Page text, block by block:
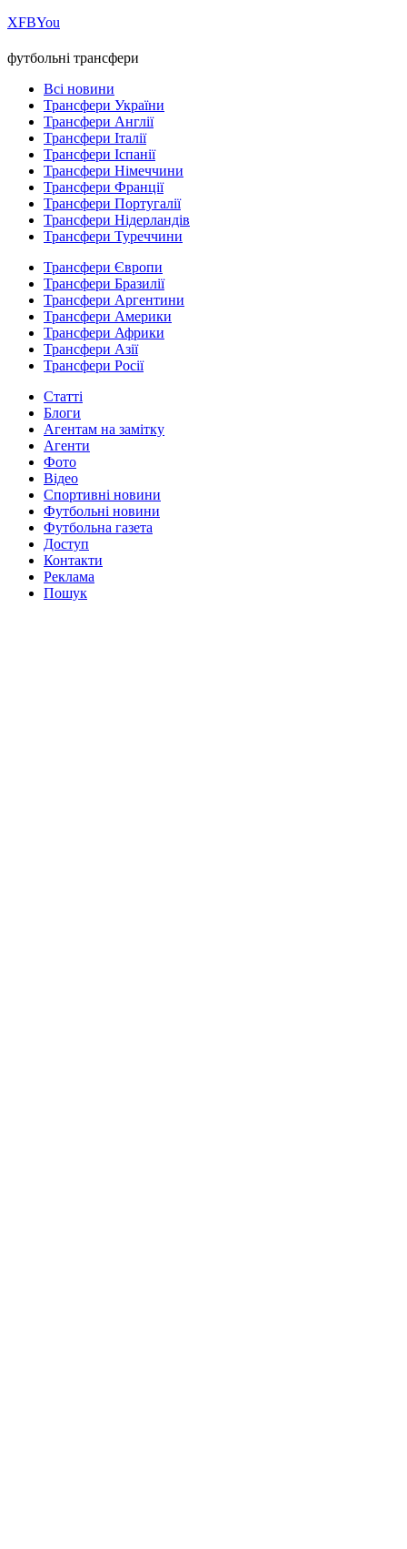
ХFBYou
футбольні трансфери
Всі новини
Трансфери України
Трансфери Англії
Трансфери Італії
Трансфери Іспанії
Трансфери Німеччини
Трансфери Франції
Трансфери Португалії
Трансфери Нідерландів
Трансфери Туреччини
Трансфери Європи
Трансфери Бразилії
Трансфери Аргентини
Трансфери Америки
Трансфери Африки
Трансфери Азії
Трансфери Росії
Статті
Блоги
Агентам на замітку
Агенти
Фото
Відео
Спортивні новини
Футбольні новини
Футбольна газета
Доступ
Контакти
Реклама
Пошук